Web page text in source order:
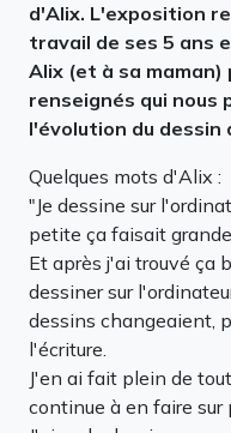
d'Alix. L'exposition
travail de ses 5 ans
Alix (et à sa maman)
renseignés qui
l'évolution du dessin
Quelques mots d'Alix :
"Je dessine sur
petite ça faisait
Et après j'ai trouvé ça
dessiner sur
dessins changeaient,
l'écriture.
J'en ai fait plein de
continue à en faire sur